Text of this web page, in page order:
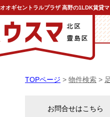
オオギセントラルプラザ 高野の1LDK賃貸
TOPページ > 物件検索 >
お問合せはこちら